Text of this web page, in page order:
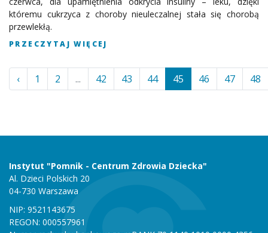
któremu cukrzyca z choroby nieuleczalnej stała się chorobą
przewlekłą.
PRZECZYTAJ WIĘCEJ
‹ 1 2 ... 42 43 44 45 46 47 48
Instytut "Pomnik - Centrum Zdrowia Dziecka"
Al. Dzieci Polskich 20
04-730 Warszawa
NIP: 9521143675
REGON: 000557961